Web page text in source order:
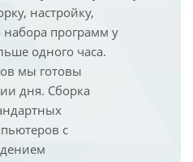
настройку,
набора программ у
одного часа.
мы готовы
дня. Сборка
с